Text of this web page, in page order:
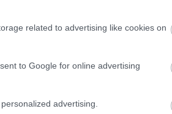
related to advertising like cookies on
to Google for online advertising
advertising.